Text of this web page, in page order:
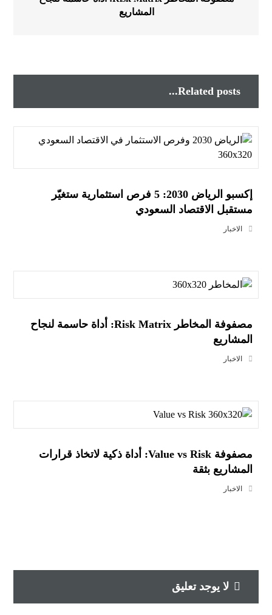
المشاريع
Related posts...
إكسبو الرياض 2030: 5 فرص استثمارية ستغيّر
مستقبل الاقتصاد السعودي
الاخبار
مصفوفة المخاطر Risk Matrix: أداة حاسمة لنجاح
المشاريع
الاخبار
مصفوفة Value vs Risk: أداة ذكية لاتخاذ قرارات
المشاريع بثقة
الاخبار
لا يوجد تعليق